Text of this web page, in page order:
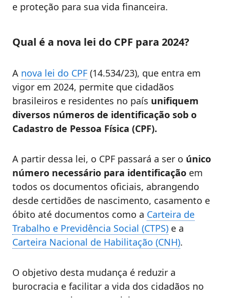
e proteção para sua vida financeira.
Qual é a nova lei do CPF para 2024?
A nova lei do CPF (14.534/23), que entra em
vigor em 2024, permite que cidadãos
brasileiros e residentes no país unifiquem
diversos números de identificação sob o
Cadastro de Pessoa Física (CPF).
A partir dessa lei, o CPF passará a ser o único
número necessário para identificação em
todos os documentos oficiais, abrangendo
desde certidões de nascimento, casamento e
óbito até documentos como a Carteira de
Trabalho e Previdência Social (CTPS) e a
Carteira Nacional de Habilitação (CNH).
O objetivo desta mudança é reduzir a
burocracia e facilitar a vida dos cidadãos no